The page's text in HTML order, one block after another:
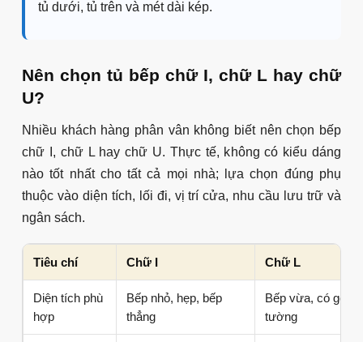
tủ dưới, tủ trên và mét dài kép.
Nên chọn tủ bếp chữ I, chữ L hay chữ
U?
Nhiều khách hàng phân vân không biết nên chọn bếp
chữ I, chữ L hay chữ U. Thực tế, không có kiểu dáng
nào tốt nhất cho tất cả mọi nhà; lựa chọn đúng phụ
thuộc vào diện tích, lối đi, vị trí cửa, nhu cầu lưu trữ và
ngân sách.
Tiêu chí Chữ I Chữ L
Diện tích phù
hợp
Bếp nhỏ, hẹp, bếp
thẳng
Bếp vừa, có góc
tường